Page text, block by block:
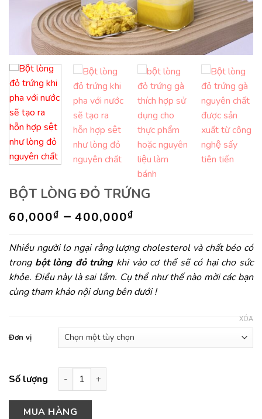
BỘT LÒNG ĐỎ TRỨNG
60,000₫ – 400,000₫
Nhiều người lo ngại rằng lượng cholesterol và chất béo có
trong bột lòng đỏ trứngkhi vào cơ thể sẽ có hại cho sức
khỏe. Điều này là sai lầm. Cụ thể như thế nào mời các bạn
cùng tham khảo nội dung bên dưới !
Đơn vị
XÓA
BỘT LÒNG ĐỎ TRỨNG số lượng
MUA HÀNG